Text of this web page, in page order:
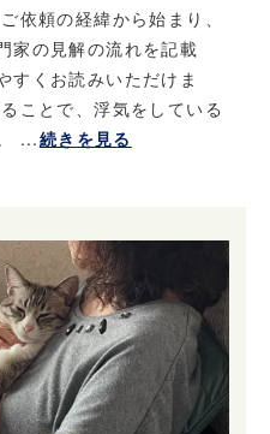
依頼の経緯から始まり、
家の見解の流れを記載
すくお読みいただけま
ことで、浮気をしている
...続きを見る